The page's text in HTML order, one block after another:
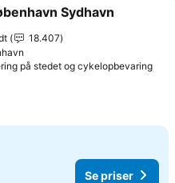
til favoritter
Sydhavn
18.407
på stedet og cykelopbevaringSe
Se priser